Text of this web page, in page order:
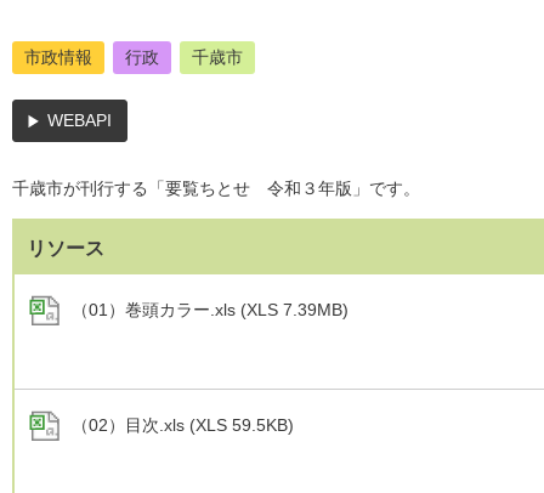
市政情報 行政 千歳市
WEBAPI
千歳市が刊行する「要覧ちとせ 令和３年版」です。
リソース
（01）巻頭カラー.xls (XLS 7.39MB)
（02）目次.xls (XLS 59.5KB)